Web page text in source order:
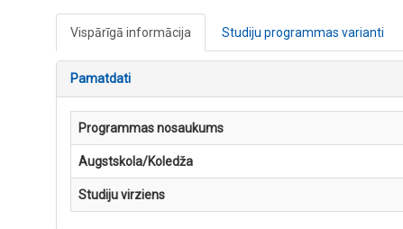
Vispārīgā informācija Studiju programmas varianti
Pamatdati
Programmas nosaukums
Augstskola/Koledža
Studiju virziens